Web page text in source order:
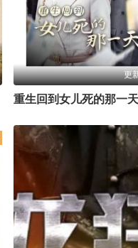
更
重生回到女儿死的那一天